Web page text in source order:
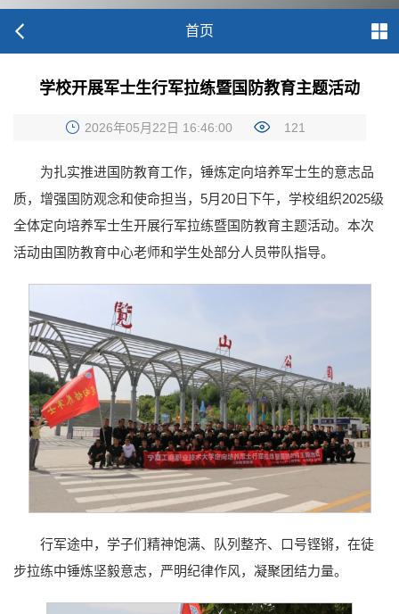
首页
学校开展军士生行军拉练暨国防教育主题活动
2026年05月22日 16:46:00 121
为扎实推进国防教育工作，锤炼定向培养军士生的意志品
质，增强国防观念和使命担当，5月20日下午，学校组织2025级
全体定向培养军士生开展行军拉练暨国防教育主题活动。本次
活动由国防教育中心老师和学生处部分人员带队指导。
行军途中，学子们精神饱满、队列整齐、口号铿锵，在徒
步拉练中锤炼坚毅意志，严明纪律作风，凝聚团结力量。